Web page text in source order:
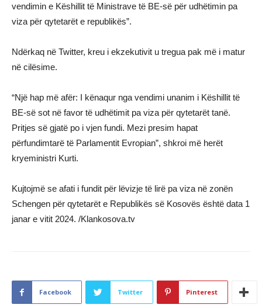
vendimin e Këshillit të Ministrave të BE-së për udhëtimin pa
viza për qytetarët e republikës”.
Ndërkaq në Twitter, kreu i ekzekutivit u tregua pak më i matur
në cilësime.
“Një hap më afër: I kënaqur nga vendimi unanim i Këshillit të
BE-së sot në favor të udhëtimit pa viza për qytetarët tanë.
Pritjes së gjatë po i vjen fundi. Mezi presim hapat
përfundimtarë të Parlamentit Evropian”, shkroi më herët
kryeministri Kurti.
Kujtojmë se afati i fundit për lëvizje të lirë pa viza në zonën
Schengen për qytetarët e Republikës së Kosovës është data 1
janar e vitit 2024. /Klankosova.tv
Facebook Twitter Pinterest